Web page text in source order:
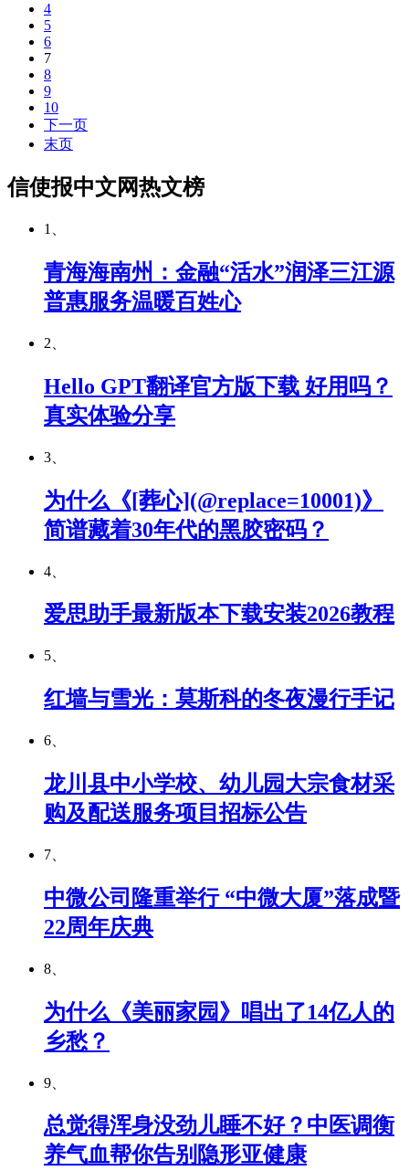
4
5
6
7
8
9
10
下一页
末页
信使报中文网热文榜
1、
青海海南州：金融“活水”润泽三江源
普惠服务温暖百姓心
2、
Hello GPT翻译官方版下载 好用吗？
真实体验分享
3、
为什么《[葬心](@replace=10001)》
简谱藏着30年代的黑胶密码？
4、
爱思助手最新版本下载安装2026教程
5、
红墙与雪光：莫斯科的冬夜漫行手记
6、
龙川县中小学校、幼儿园大宗食材采
购及配送服务项目招标公告
7、
中微公司隆重举行 “中微大厦”落成暨
22周年庆典
8、
为什么《美丽家园》唱出了14亿人的
乡愁？
9、
总觉得浑身没劲儿睡不好？中医调衡
养气血帮你告别隐形亚健康